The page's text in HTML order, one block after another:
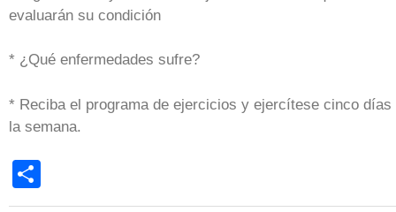
evaluarán su condición
* ¿Qué enfermedades sufre?
* Reciba el programa de ejercicios y ejercítese cinco días
la semana.